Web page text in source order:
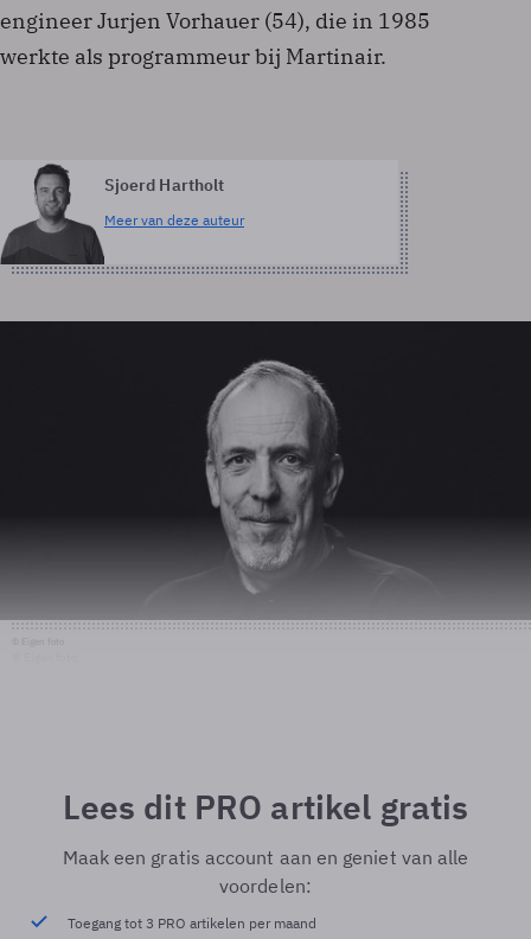
engineer Jurjen Vorhauer (54), die in 1985
werkte als programmeur bij Martinair.
Sjoerd Hartholt
Meer van deze auteur
Lees dit PRO artikel gratis
Maak een gratis account aan en geniet van alle
voordelen:
Toegang tot 3 PRO artikelen per maand